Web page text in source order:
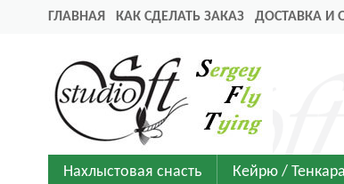
ГЛАВНАЯ КАК СДЕЛАТЬ ЗАКАЗ ДОСТАВКА И
Нахлыстовая снасть Кейрю / Тенкара